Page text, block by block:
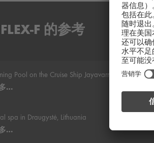
F 的参考
Pool on the Cruise Ship Jayavarman, Vietnam
…
spa in Draugystė, Lithuania
…